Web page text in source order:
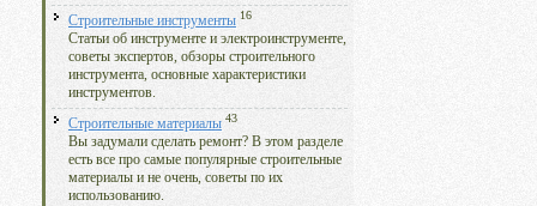
Строительные инструменты 16
Статьи об инструменте и электроинструменте,
советы экспертов, обзоры строительного
инструмента, основные характеристики
инструментов.
Строительные материалы 43
Вы задумали сделать ремонт? В этом разделе
есть все про самые популярные строительные
материалы и не очень, советы по их
использованию.